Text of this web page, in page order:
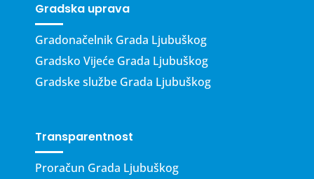
Gradska uprava
Gradonačelnik Grada Ljubuškog
Gradsko Vijeće Grada Ljubuškog
Gradske službe Grada Ljubuškog
Transparentnost
Proračun Grada Ljubuškog